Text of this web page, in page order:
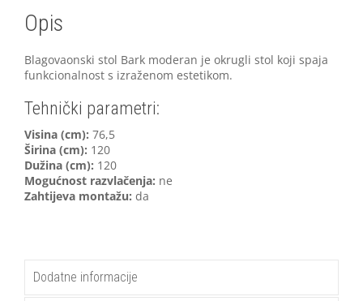
Opis
Blagovaonski stol Bark moderan je okrugli stol koji spaja
funkcionalnost s izraženom estetikom.
Tehnički parametri:
Visina (cm): 76,5
Širina (cm): 120
Dužina (cm): 120
Mogućnost razvlačenja: ne
Zahtijeva montažu: da
Dodatne informacije